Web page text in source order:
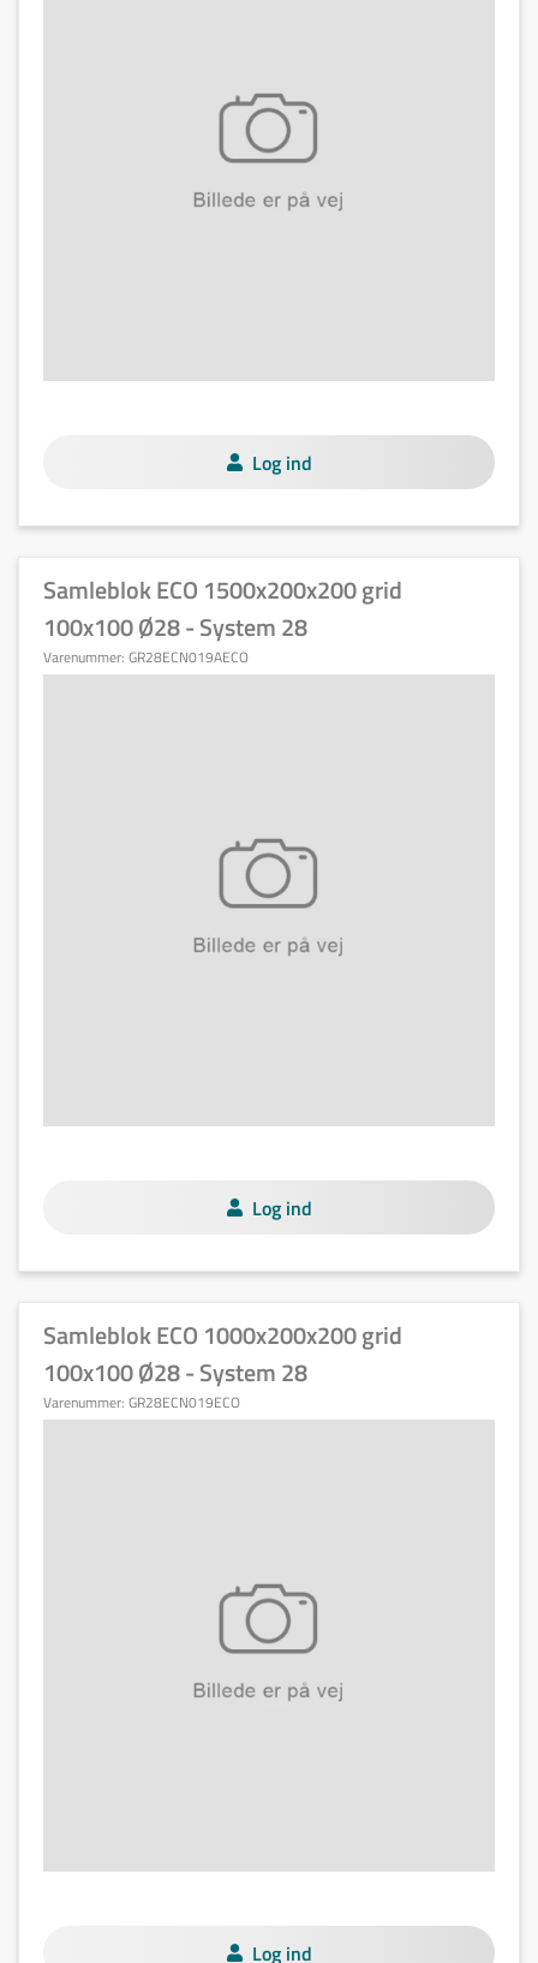
Log ind
Samleblok ECO 1500x200x200 grid
100x100 Ø28 - System 28
Varenummer: GR28ECN019AECO
Log ind
Samleblok ECO 1000x200x200 grid
100x100 Ø28 - System 28
Varenummer: GR28ECN019ECO
Log ind